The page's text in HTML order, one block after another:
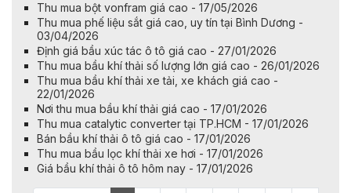
Thu mua bột vonfram giá cao - 17/05/2026
Thu mua phế liệu sắt giá cao, uy tín tại Bình Dương -
03/04/2026
Định giá bầu xúc tác ô tô giá cao - 27/01/2026
Thu mua bầu khí thải số lượng lớn giá cao - 26/01/2026
Thu mua bầu khí thải xe tải, xe khách giá cao -
22/01/2026
Nơi thu mua bầu khí thải giá cao - 17/01/2026
Thu mua catalytic converter tại TP.HCM - 17/01/2026
Bán bầu khí thải ô tô giá cao - 17/01/2026
Thu mua bầu lọc khí thải xe hơi - 17/01/2026
Giá bầu khí thải ô tô hôm nay - 17/01/2026